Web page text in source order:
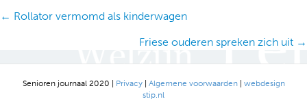
Posts
← Rollator vermomd als kinderwagen
Friese ouderen spreken zich uit →
Senioren journaal 2020 | Privacy| Algemene voorwaarden| webdesign
stip.nl